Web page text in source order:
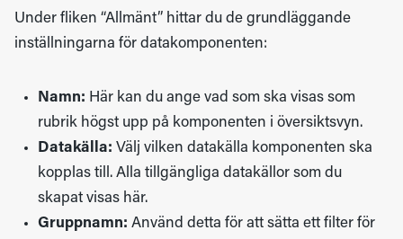
Under fliken “Allmänt” hittar du de grundläggande
inställningarna för datakomponenten:
Namn: Här kan du ange vad som ska visas som
rubrik högst upp på komponenten i översiktsvyn.
Datakälla: Välj vilken datakälla komponenten ska
kopplas till. Alla tillgängliga datakällor som du
skapat visas här.
Gruppnamn: Använd detta för att sätta ett filter för